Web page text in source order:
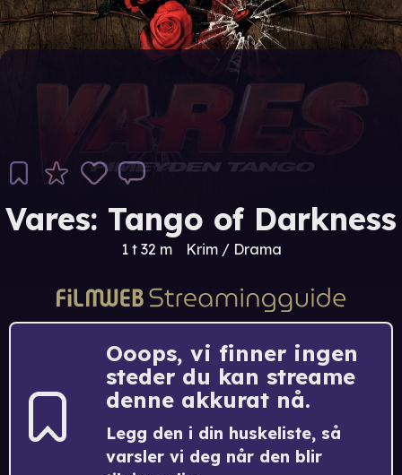
Vares: Tango of Darkness
1 t 32 m Krim / Drama
Ooops, vi finner ingen
steder du kan streame
denne akkurat nå.
Legg den i din huskeliste, så
varsler vi deg når den blir